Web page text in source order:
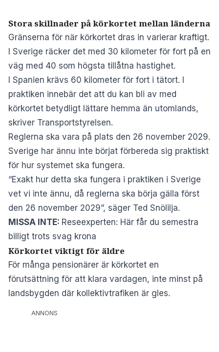
Stora skillnader på körkortet mellan länderna
Gränserna för när körkortet dras in varierar kraftigt.
I Sverige räcker det med 30 kilometer för fort på en
väg med 40 som högsta tillåtna hastighet.
I Spanien krävs 60 kilometer för fort i tätort. I
praktiken innebär det att du kan bli av med
körkortet betydligt lättare hemma än utomlands,
skriver Transportstyrelsen.
Reglerna ska vara på plats den 26 november 2029.
Sverige har ännu inte börjat förbereda sig praktiskt
för hur systemet ska fungera.
“Exakt hur detta ska fungera i praktiken i Sverige
vet vi inte ännu, då reglerna ska börja gälla först
den 26 november 2029”, säger Ted Snölilja.
MISSA INTE: Reseexperten: Här får du semestra
billigt trots svag krona
Körkortet viktigt för äldre
För många pensionärer är körkortet en
förutsättning för att klara vardagen, inte minst på
landsbygden där kollektivtrafiken är gles.
ANNONS